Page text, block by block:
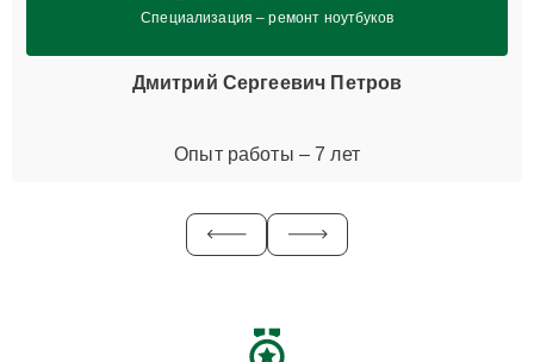
Специализация – ремонт ноутбуков
Дмитрий Сергеевич Петров
Опыт работы – 7 лет